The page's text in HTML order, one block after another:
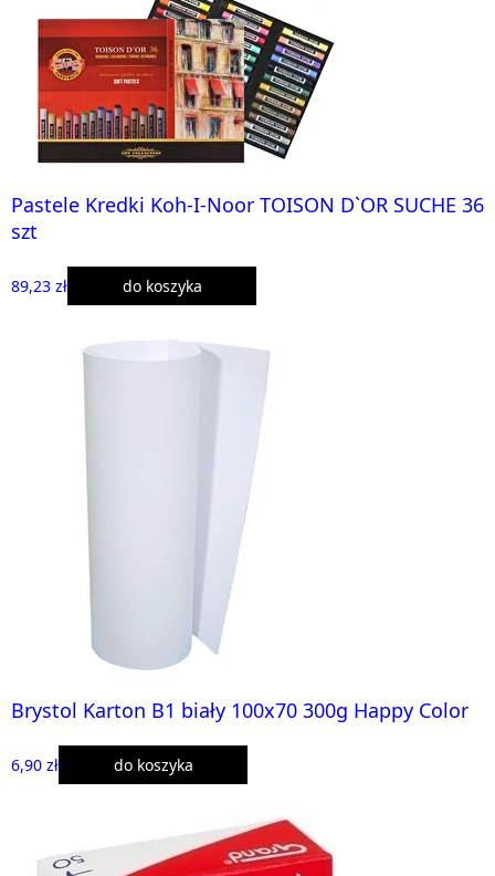
Pastele Kredki Koh-I-Noor TOISON D`OR SUCHE 36
szt
89,23 zł do koszyka
Brystol Karton B1 biały 100x70 300g Happy Color
6,90 zł do koszyka